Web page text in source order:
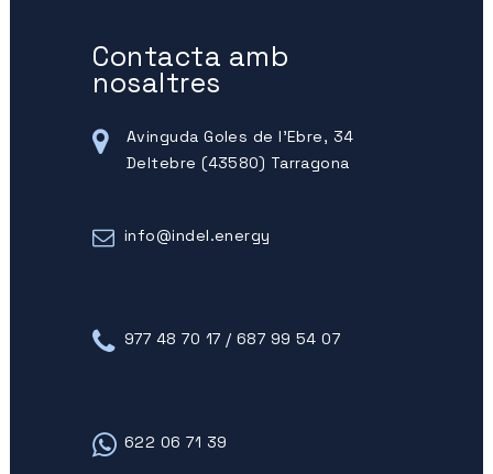
Contacta amb
nosaltres
Avinguda Goles de l'Ebre, 34
Deltebre (43580) Tarragona
info@indel.energy
977 48 70 17 / 687 99 54 07
622 06 71 39